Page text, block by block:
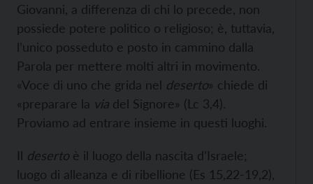
Giovanni, a differenza di chi lo precede, non
possiede potere politico o religioso; è, tuttavia,
l’unico posseduto e posto in cammino dalla
Parola per mettere molti altri in movimento.
«Voce di uno che grida nel deserto» chiede di
«preparare la via del Signore» (Lc 3,4).
Proviamo ad entrare insieme in questi luoghi.
Il deserto è il luogo della nascita d’Israele;
luogo di alleanza e di ribellione (Es 15,22-19,2),